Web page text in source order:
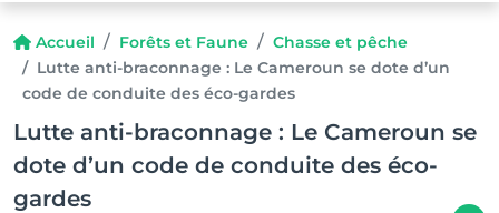
Accueil Forêts et Faune
Chasse et pêche
Lutte anti-braconnage : Le Cameroun se dote d’un
code de conduite des éco-gardes
Lutte anti-braconnage : Le Cameroun se
dote d’un code de conduite des éco-
gardes